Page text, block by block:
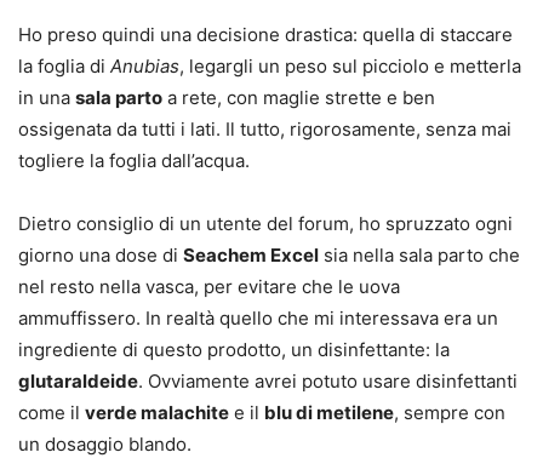
Ho preso quindi una decisione drastica: quella di staccare
la foglia di Anubias, legargli un peso sul picciolo e metterla
in una sala parto a rete, con maglie strette e ben
ossigenata da tutti i lati. Il tutto, rigorosamente, senza mai
togliere la foglia dall’acqua.
Dietro consiglio di un utente del forum, ho spruzzato ogni
giorno una dose di Seachem Excel sia nella sala parto che
nel resto nella vasca, per evitare che le uova
ammuffissero. In realtà quello che mi interessava era un
ingrediente di questo prodotto, un disinfettante: la
glutaraldeide. Ovviamente avrei potuto usare disinfettanti
come il verde malachite e il blu di metilene, sempre con
un dosaggio blando.